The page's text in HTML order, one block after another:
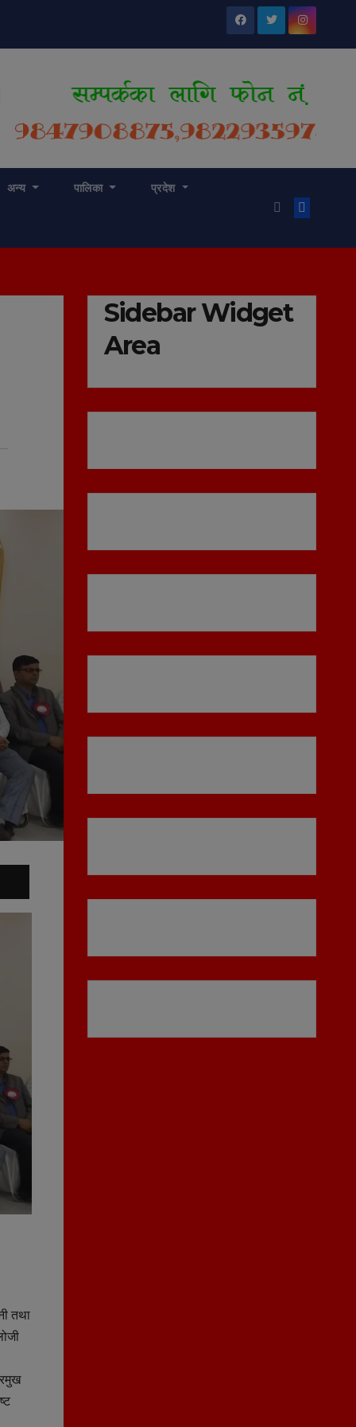
अन्य पालिका प्रदेश
तथा
Sidebar Widget
Area